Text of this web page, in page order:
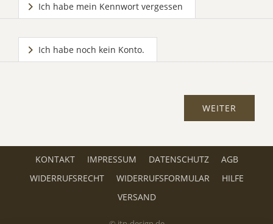
Ich habe mein Kennwort vergessen
Ich habe noch kein Konto.
KONTAKT IMPRESSUM DATENSCHUTZ
AGB
WIDERRUFSRECHT
WIDERRUFSFORMULAR
HILFE
VERSAND